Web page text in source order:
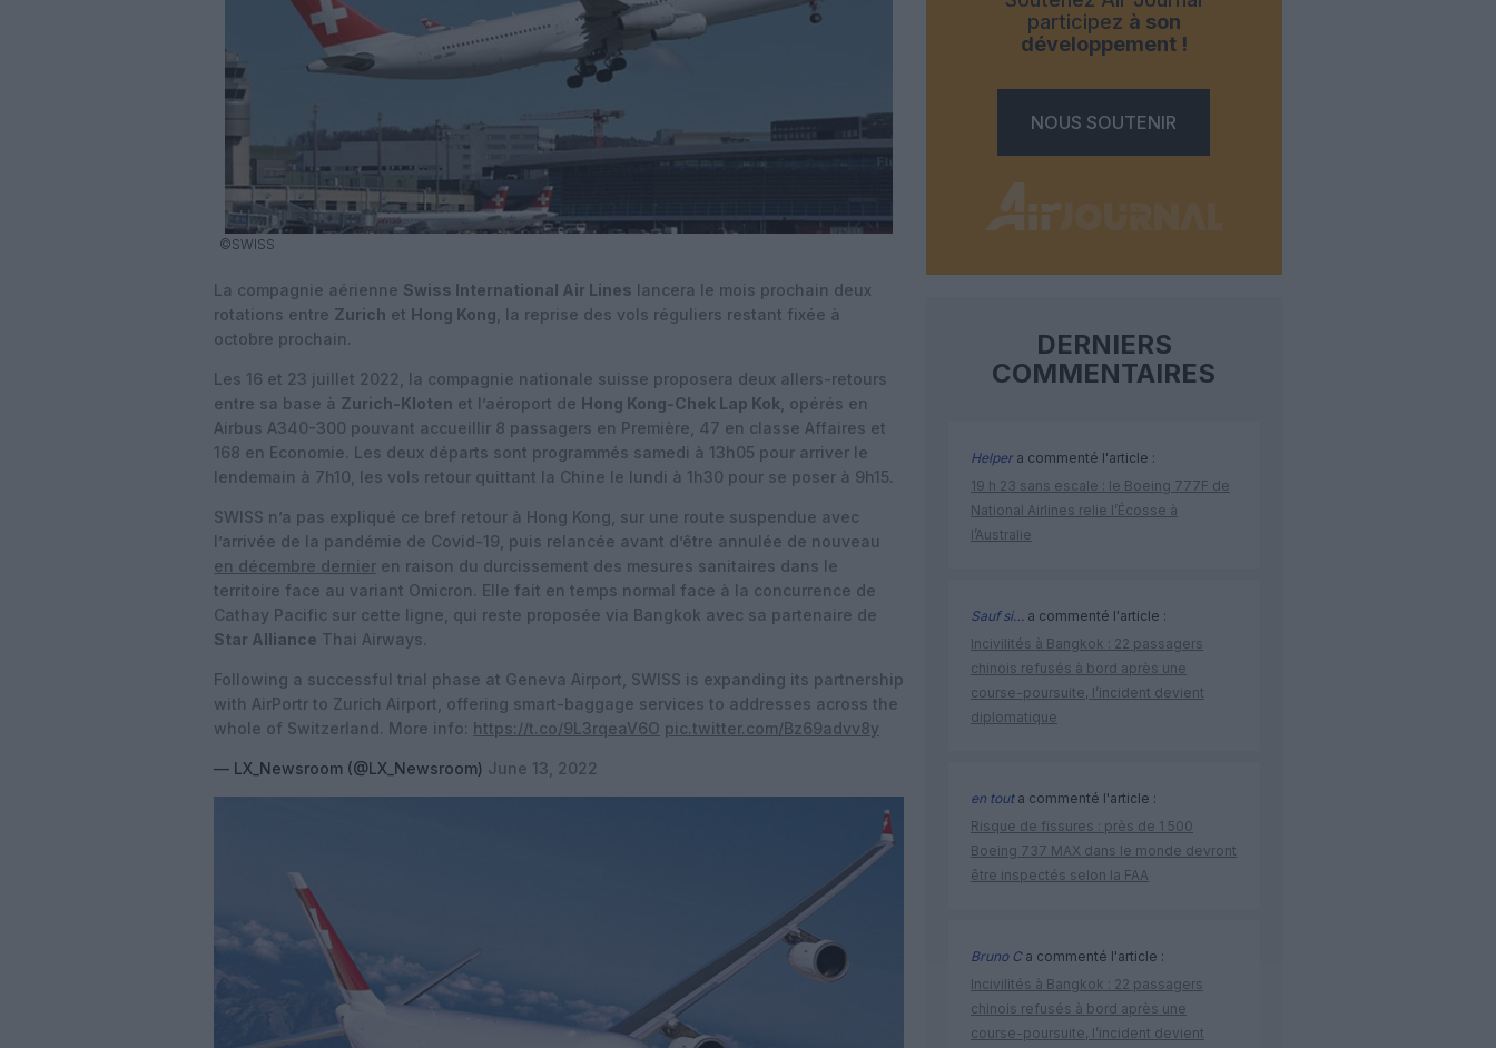
©SWISS
La compagnie aérienne Swiss International Air Lines lancera le mois prochain deux
rotations entre Zurich et Hong Kong , la reprise des vols réguliers restant fixée à
octobre prochain.
Les 16 et 23 juillet 2022, la compagnie nationale suisse proposera deux allers-retours
entre sa base à Zurich-Kloten et l’aéroport de Hong Kong-Chek Lap Kok , opérés en
Airbus A340-300 pouvant accueillir 8 passagers en Première, 47 en classe Affaires et
168 en Economie. Les deux départs sont programmés samedi à 13h05 pour arriver le
lendemain à 7h10, les vols retour quittant la Chine le lundi à 1h30 pour se poser à 9h15.
SWISS n’a pas expliqué ce bref retour à Hong Kong, sur une route suspendue avec
l’arrivée de la pandémie de Covid-19, puis relancée avant d’être annulée de nouveau
en décembre dernier en raison du durcissement des mesures sanitaires dans le
territoire face au variant Omicron. Elle fait en temps normal face à la concurrence de
Cathay Pacific sur cette ligne, qui reste proposée via Bangkok avec sa partenaire de
Star Alliance Thai Airways.
Following a successful trial phase at Geneva Airport, SWISS is expanding its partnership
with AirPortr to Zurich Airport, offering smart-baggage services to addresses across the
whole of Switzerland. More info: https://t.co/9L3rqeaV6O pic.twitter.com/Bz69advv8y
— LX_Newsroom (@LX_Newsroom) June 13, 2022
participez à son
développement !
NOUS SOUTENIR
DERNIERS
COMMENTAIRES
Helpera commenté l'article :
19 h 23 sans escale : le Boeing 777F de
National Airlines relie l’Écosse à
l’Australie
Sauf si… a commenté l'article :
Incivilités à Bangkok : 22 passagers
chinois refusés à bord après une
course-poursuite, l’incident devient
diplomatique
en touta commenté l'article :
Risque de fissures : près de 1 500
Boeing 737 MAX dans le monde devront
être inspectés selon la FAA
Bruno Ca commenté l'article :
Incivilités à Bangkok : 22 passagers
chinois refusés à bord après une
course-poursuite, l’incident devient